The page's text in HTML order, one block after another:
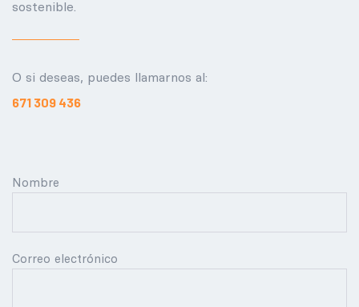
sostenible.
O si deseas, puedes llamarnos al:
671 309 436
Nombre
Correo electrónico